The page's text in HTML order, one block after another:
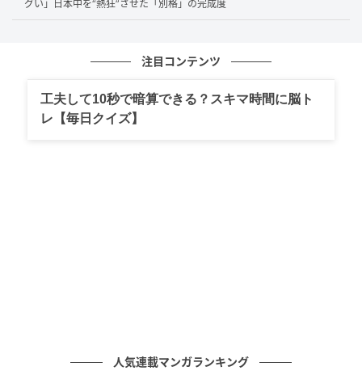
も、加藤さんならではの歩みといえるでしょう。後年
第164回直木賞候補作にも選ばれるなど、文
重ねを通じて、知性と創作力の両方を持つ表現者とし
て、改めて注目される機会も増えているようです。
いたことを知って驚いた」と受け止める方もいるよう
グい」日本中を“熱狂”させた「別格」の完成度
注目コンテンツ
工夫して10秒で暗算できる？スキマ時間に脳ト
レ【毎日クイズ】
人気連載マンガランキング